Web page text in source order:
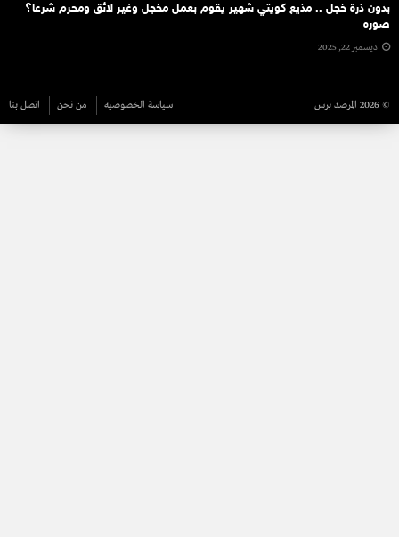
بدون ذرة خجل .. مذيع كويتي شهير يقوم بعمل مخجل وغير لائق ومحرم شرعا؟
صوره
ديسمبر 22, 2025
© 2026 المرصد برس سياسة الخصوصيه من نحن اتصل بنا